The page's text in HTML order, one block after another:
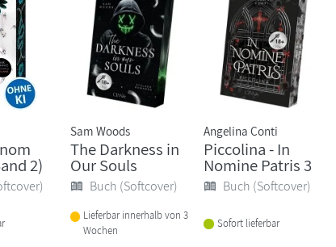
2)
Sam Woods
The Darkness in
Our Souls
Buch (Softcover)
Lieferbar innerhalb von 3
Wochen
Angelina Conti
Piccolina - In
Nomine Patris 3
Buch (Softcover)
Sofort lieferbar